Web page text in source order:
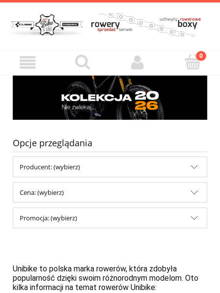
Opcje przeglądania
Producent: (wybierz)
Cena: (wybierz)
Promocja: (wybierz)
Unibike to polska marka rowerów, która zdobyła
popularność dzięki swoim różnorodnym modelom. Oto
kilka informacji na temat rowerów Unibike: